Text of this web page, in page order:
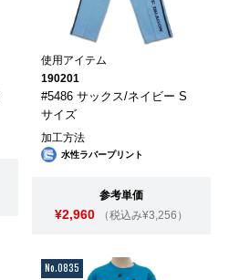
使用アイテム
190201
#5486 サックス/ネイビー S
サイズ
加工方法
水性ラバープリント
参考単価
¥2,960 （税込み¥3,256）
No.0835